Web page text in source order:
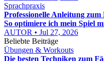
Sprachpraxis
Professionelle Anleitung
So optimiere ich mein Spiel
AUTOR • Jul 27, 2026
Beliebte Beiträge
Übungen & Workouts
Die besten Techniken zum